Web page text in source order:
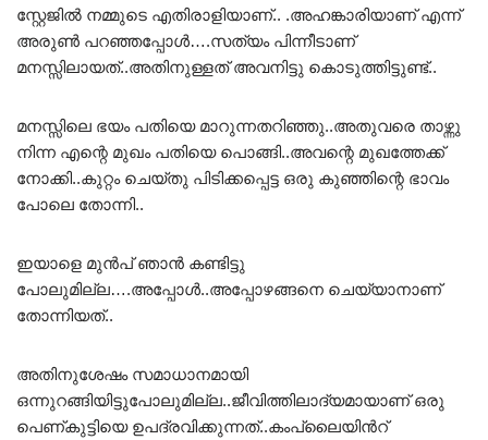
സ്റ്റേജിൽ നമ്മുടെ എതിരാളിയാണ്.. .അഹങ്കാരിയാണ് എന്ന്‌
അരുൺ പറഞ്ഞപ്പോൾ….സത്യം പിന്നീടാണ്
മനസ്സിലായത്..അതിനുള്ളത് അവനിട്ടു കൊടുത്തിട്ടുണ്ട്..
മനസ്സിലെ ഭയം പതിയെ മാറുന്നതറിഞ്ഞു..അതുവരെ താഴ്ന്നു
നിന്ന എന്റെ മുഖം പതിയെ പൊങ്ങി..അവന്റെ മുഖത്തേക്ക്
നോക്കി..കുറ്റം ചെയ്തു പിടിക്കപ്പെട്ട ഒരു കുഞ്ഞിന്റെ ഭാവം
പോലെ തോന്നി..
ഇയാളെ മുൻപ് ഞാൻ കണ്ടിട്ടു
പോലുമില്ല….അപ്പോൾ..അപ്പോഴങ്ങനെ ചെയ്യാനാണ്
തോന്നിയത്..
അതിനുശേഷം സമാധാനമായി
ഒന്നുറങ്ങിയിട്ടുപോലുമില്ല..ജീവിത്തിലാദ്യമായാണ് ഒരു
പെണ്കുട്ടിയെ ഉപദ്രവിക്കുന്നത്..കംപ്ലൈയിൻറ്